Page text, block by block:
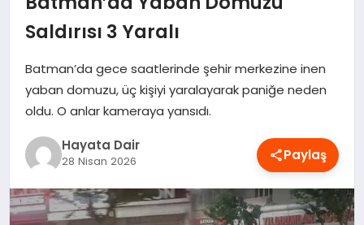
KRIPTO PARALAR
KIMDIR?
NEDIR?
OYUN
Saldırısı 3 Yaralı
Batman’da gece saatlerinde şehir merkezine inen
yaban domuzu, üç kişiyi yaralayarak paniğe neden
oldu. O anlar kameraya yansıdı.
Hayata Dair
28 Nisan 2026 Paylaş